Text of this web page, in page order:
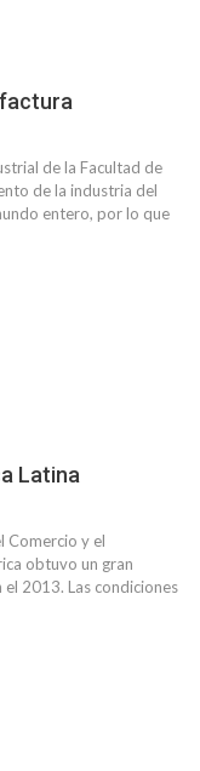
de la Facultad de
de la industria del
entero, por lo que
Latina
Comercio y el
obtuvo un gran
2013. Las condiciones